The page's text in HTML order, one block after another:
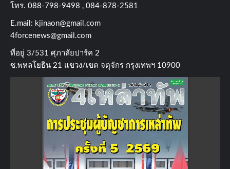
โทร​. 088-798-9498 , 084-878-2581
E.mail: kjinaon@gmail.com
4forcenews@gmail.com
ที่อยู่​ 3/531​ ศุภาลัยปาร์ค​ 2
ซ.พหลโยธิน​ 21​ แขวง/เขต​ จตุจักร​ กรุงเทพฯ 10900